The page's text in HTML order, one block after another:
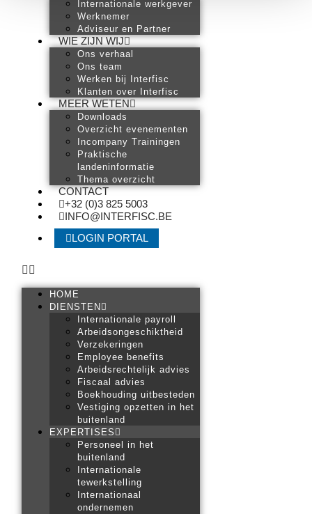
Internationale werkgever
Werknemer
Adviseur en Partner
WIE ZIJN WIJ
Ons verhaal
Ons team
Werken bij Interfisc
Klanten over Interfisc
MEER WETEN
Downloads
Overzicht evenementen
Incompany Trainingen
Praktische
landeninformatie
Thema overzicht
CONTACT
+32 (0)3 825 5003
INFO@INTERFISC.BE
LOGIN PORTAL
HOME
DIENSTEN
Internationale payroll
Arbeidsongeschiktheid
Verzekeringen
Employee benefits
Arbeidsrechtelijk advies
Fiscaal advies
Boekhouding uitbesteden
Vestiging opzetten in het
buitenland
EXPERTISES
Personeel in het
buitenland
Internationale
tewerkstelling
Internationaal
ondernemen